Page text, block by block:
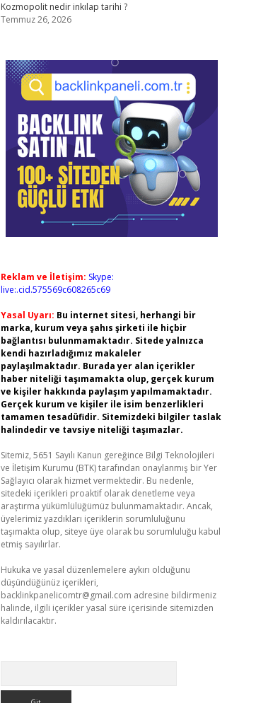
Kozmopolit nedir inkılap tarihi ?
Temmuz 26, 2026
Reklam ve İletişim: Skype:
live:.cid.575569c608265c69
Yasal Uyarı: Bu internet sitesi, herhangi bir
marka, kurum veya şahıs şirketi ile hiçbir
bağlantısı bulunmamaktadır. Sitede yalnızca
kendi hazırladığımız makaleler
paylaşılmaktadır. Burada yer alan içerikler
haber niteliği taşımamakta olup, gerçek kurum
ve kişiler hakkında paylaşım yapılmamaktadır.
Gerçek kurum ve kişiler ile isim benzerlikleri
tamamen tesadüfidir. Sitemizdeki bilgiler taslak
halindedir ve tavsiye niteliği taşımazlar.
Sitemiz, 5651 Sayılı Kanun gereğince Bilgi Teknolojileri
ve İletişim Kurumu (BTK) tarafından onaylanmış bir Yer
Sağlayıcı olarak hizmet vermektedir. Bu nedenle,
sitedeki içerikleri proaktif olarak denetleme veya
araştırma yükümlülüğümüz bulunmamaktadır. Ancak,
üyelerimiz yazdıkları içeriklerin sorumluluğunu
taşımakta olup, siteye üye olarak bu sorumluluğu kabul
etmiş sayılırlar.
Hukuka ve yasal düzenlemelere aykırı olduğunu
düşündüğünüz içerikleri,
backlinkpanelicomtr@gmail.com adresine bildirmeniz
halinde, ilgili içerikler yasal süre içerisinde sitemizden
kaldırılacaktır.